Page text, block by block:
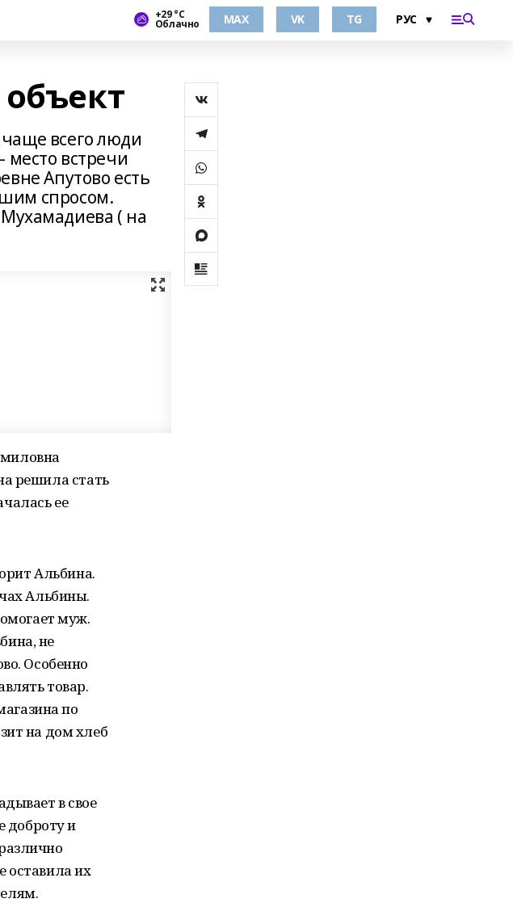
+29 °С
Облачно MAX VK TG
всего люди
место встречи
Апутово есть
спросом.
( на
решила стать
ее
Альбина.
Альбины.
муж.
не
Особенно
товар.
по
на дом хлеб
в свое
доброту и
оставила их